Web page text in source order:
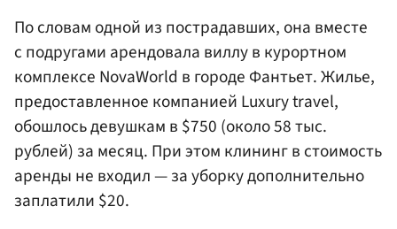
По словам одной из пострадавших, она вместе
с подругами арендовала виллу в курортном
комплексе NovaWorld в городе Фантьет. Жилье,
предоставленное компанией Luxury travel,
обошлось девушкам в $750 (около 58 тыс.
рублей) за месяц. При этом клининг в стоимость
аренды не входил — за уборку дополнительно
заплатили $20.